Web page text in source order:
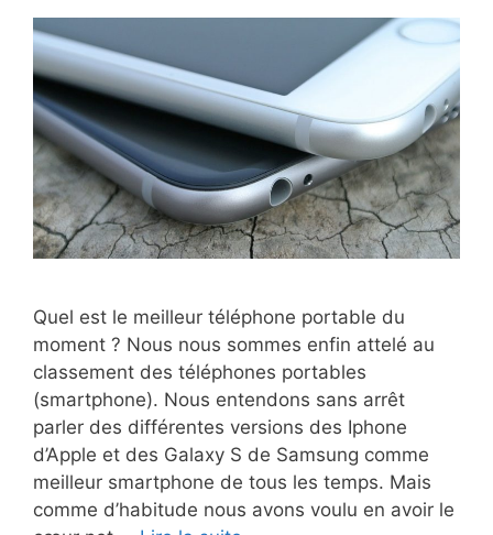
Quel est le meilleur téléphone portable du
moment ? Nous nous sommes enfin attelé au
classement des téléphones portables
(smartphone). Nous entendons sans arrêt
parler des différentes versions des Iphone
d’Apple et des Galaxy S de Samsung comme
meilleur smartphone de tous les temps. Mais
comme d’habitude nous avons voulu en avoir le